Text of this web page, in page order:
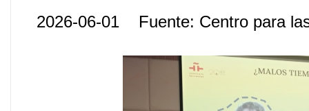
2026-06-01 Fuente: Centro para